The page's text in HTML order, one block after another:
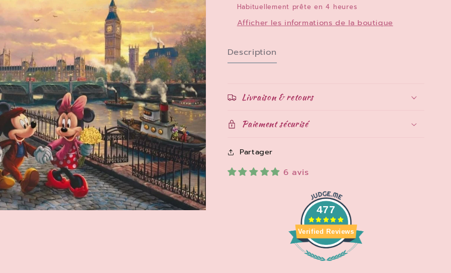
Habituellement prête en 4 heures
Afficher les informations de la boutique
Description
Livraison & retours
Paiement sécurisé
Partager
6 avis
477
Verified Reviews